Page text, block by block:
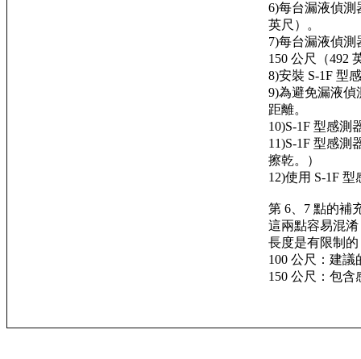
6)每台漏液偵測
英尺）。
7)每台漏液偵
150 公尺（492
8)安裝 S-1F 型
9)為避免漏液偵
距離。
10)S-1F 型感測
11)S-1F 型感
擦乾。）
12)使用 S-1F
第 6、7 點的補
這兩點容易混
長度是有限制
100 公尺：建
150 公尺：包